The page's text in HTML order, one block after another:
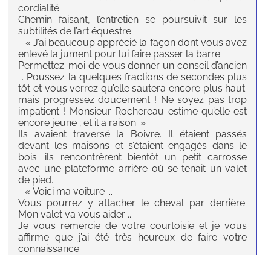
cordialité.
Chemin faisant, l’entretien se poursuivit sur les
subtilités de l’art équestre.
- « J’ai beaucoup apprécié la façon dont vous avez
enlevé la jument pour lui faire passer la barre.
Permettez-moi de vous donner un conseil d’ancien
... Poussez la quelques fractions de secondes plus
tôt et vous verrez qu’elle sautera encore plus haut.
mais progressez doucement ! Ne soyez pas trop
impatient ! Monsieur Rochereau estime qu’elle est
encore jeune ; et il a raison. »
Ils avaient traversé la Boivre. Il étaient passés
devant les maisons et s’étaient engagés dans le
bois. ils rencontrèrent bientôt un petit carrosse
avec une plateforme-arrière où se tenait un valet
de pied.
- « Voici ma voiture ...
Vous pourrez y attacher le cheval par derrière.
Mon valet va vous aider ...
Je vous remercie de votre courtoisie et je vous
affirme que j’ai été très heureux de faire votre
connaissance.